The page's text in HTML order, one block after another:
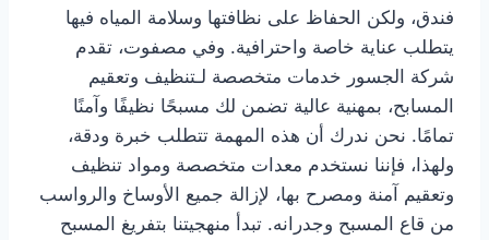
فندق، ولكن الحفاظ على نظافتها وسلامة المياه فيها
يتطلب عناية خاصة واحترافية. وفي مصفوت، تقدم
شركة الجسور خدمات متخصصة لـتنظيف وتعقيم
المسابح، بمهنية عالية تضمن لك مسبحًا نظيفًا وآمنًا
تمامًا. نحن ندرك أن هذه المهمة تتطلب خبرة ودقة،
ولهذا، فإننا نستخدم معدات متخصصة ومواد تنظيف
وتعقيم آمنة ومصرح بها، لإزالة جميع الأوساخ والرواسب
من قاع المسبح وجدرانه. تبدأ منهجيتنا بتفريغ المسبح